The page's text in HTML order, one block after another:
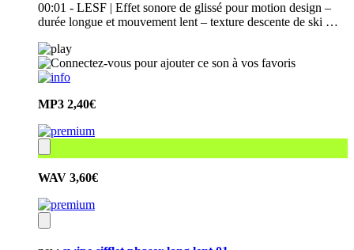
00:01 - LESF | Effet sonore de glissé pour motion design –
durée longue et mouvement lent – texture descente de ski …
MP3 2,40€
WAV 3,60€